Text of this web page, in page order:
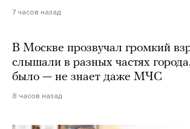
7 часов назад
В Москве прозвучал громкий
слышали в разных частях
было — не знает даже МЧС
8 часов назад